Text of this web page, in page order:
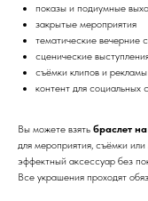
показы и подиумные
закрытые мероприятия
тематические вечерние
сценические
съёмки клипов и рекламы
контент для социальных
Вы можете взять браслет
для мероприятия, съёмки
эффектный аксессуар без
Все украшения проходят